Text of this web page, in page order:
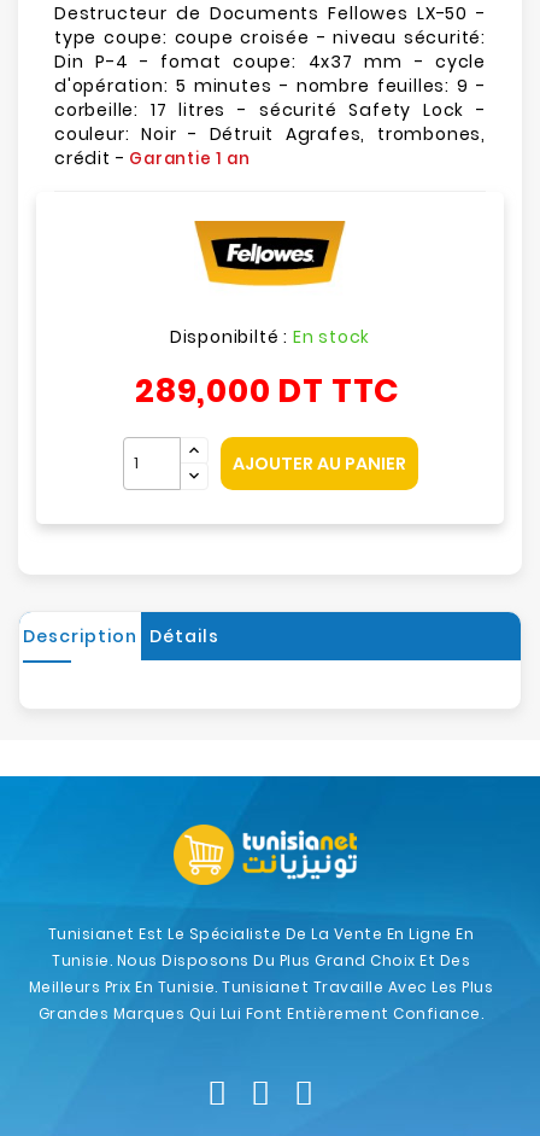
Destructeur de Documents Fellowes LX-50 -
type coupe: coupe croisée - niveau sécurité:
Din P-4 - fomat coupe: 4x37 mm - cycle
d'opération: 5 minutes - nombre feuilles: 9 -
corbeille: 17 litres - sécurité Safety Lock -
couleur: Noir - Détruit Agrafes, trombones,
crédit - Garantie 1 an
Disponibilté : En stock
289,000 DT TTC
AJOUTER AU PANIER
Description Détails
Tunisianet Est Le Spécialiste De La Vente En Ligne En
Tunisie. Nous Disposons Du Plus Grand Choix Et Des
Meilleurs Prix En Tunisie. Tunisianet Travaille Avec Les Plus
Grandes Marques Qui Lui Font Entièrement Confiance.